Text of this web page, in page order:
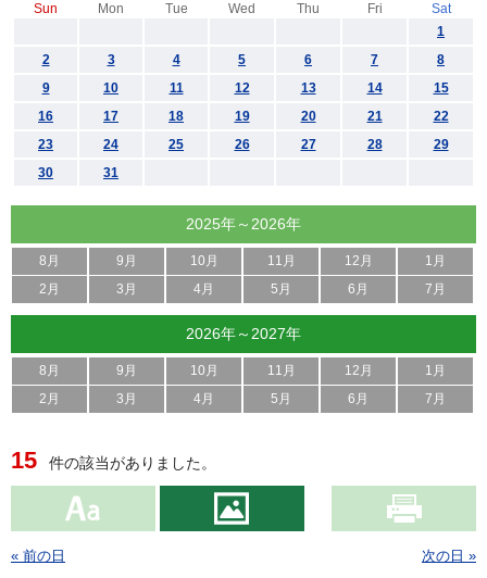
Sun Mon Tue Wed Thu Fri
Sat
1
2
3 4 5 6 7
8
9
10 11 12 13 14
15
16
17 18 19 20 21
22
23
24 25 26 27 28
29
30
31
2025年～2026年
8月 9月 10月 11月 12月
1月
2月
3月 4月 5月 6月 7月
2026年～2027年
8月 9月 10月 11月 12月
1月
2月
3月 4月 5月 6月 7月
15 件の該当がありました。
« 前の日 次の日 »